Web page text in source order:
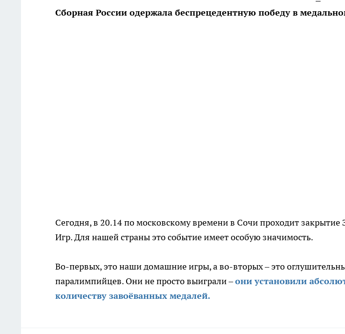
Сборная России одержала беспрецедентную победу в
Сегодня, в 20.14 по московскому времени в Сочи проходит
Игр. Для нашей страны это событие имеет особую значимость.
Во-первых, это наши домашние игры, а во-вторых – это
паралимпийцев. Они не просто выиграли –они установили
количеству завоёванных медалей.